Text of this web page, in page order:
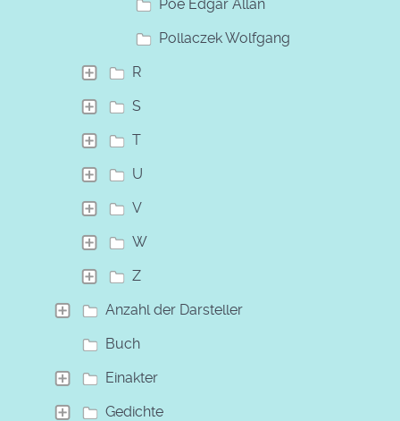
Poe Edgar Allan
Pollaczek Wolfgang
R
S
T
U
V
W
Z
Anzahl der Darsteller
Buch
Einakter
Gedichte